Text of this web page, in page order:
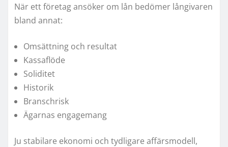
När ett företag ansöker om lån bedömer långivaren
bland annat:
Omsättning och resultat
Kassaflöde
Soliditet
Historik
Branschrisk
Ägarnas engagemang
Ju stabilare ekonomi och tydligare affärsmodell,